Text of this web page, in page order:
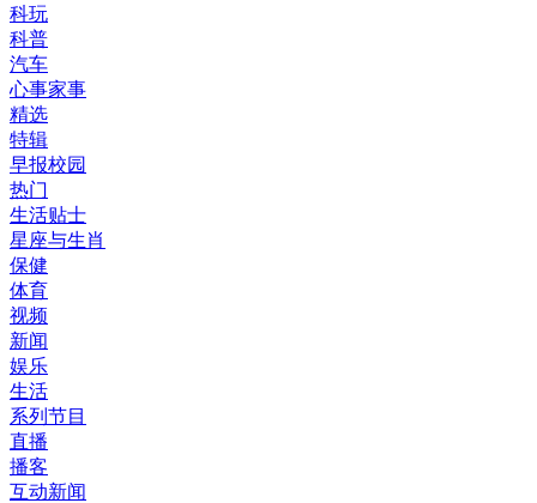
科玩
科普
汽车
心事家事
精选
特辑
早报校园
热门
生活贴士
星座与生肖
保健
体育
视频
新闻
娱乐
生活
系列节目
直播
播客
互动新闻